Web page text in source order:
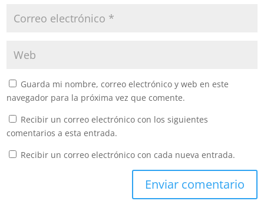
Guarda mi nombre, correo electrónico y web en este
navegador para la próxima vez que comente.
Recibir un correo electrónico con los siguientes
comentarios a esta entrada.
Recibir un correo electrónico con cada nueva entrada.